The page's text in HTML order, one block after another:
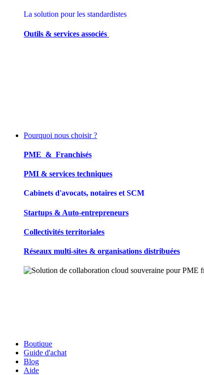
La solution pour les standardistes
Outils & services associés
Pourquoi nous choisir ?
PME & Franchisés
PMI & services techniques
Cabinets d'avocats, notaires et SCM
Startups & Auto-entrepreneurs
Collectivités territoriales
Réseaux multi-sites & organisations distribuées
Boutique
Guide d'achat
Blog
Aide